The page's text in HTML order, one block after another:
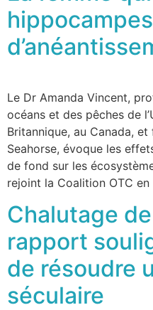
Le Dr Amanda Vincent,
océans et des pêches de
Britannique, au Canada,
Seahorse, évoque les
de fond sur les
rejoint la Coalition OTC
Chalutage
rapport
de résoudre
séculaire